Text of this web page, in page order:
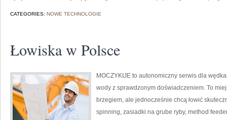
CATEGORIES: NOWE TECHNOLOGIE
Łowiska w Polsce
MOCZYKIJE to autonomiczny serwis dla
wody z sprawdzonym doświadczeniem. To
brzegiem, ale jednocześnie chcą łowić
spinning, zasiadki na grube ryby, method